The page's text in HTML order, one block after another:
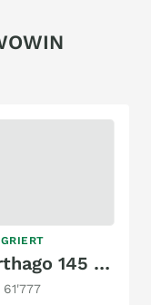
Carthago 145 QB
61'777